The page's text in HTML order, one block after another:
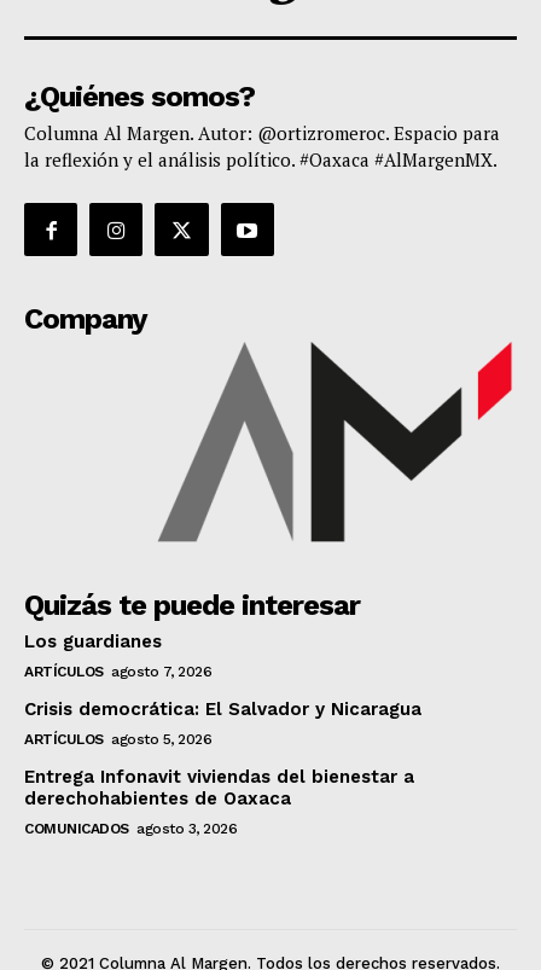
¿Quiénes somos?
Columna Al Margen. Autor: @ortizromeroc. Espacio para
la reflexión y el análisis político. #Oaxaca #AlMargenMX.
Company
Quizás te puede interesar
Los guardianes
ARTÍCULOS agosto 7, 2026
Crisis democrática: El Salvador y Nicaragua
ARTÍCULOS agosto 5, 2026
Entrega Infonavit viviendas del bienestar a
derechohabientes de Oaxaca
COMUNICADOS agosto 3, 2026
© 2021 Columna Al Margen. Todos los derechos reservados.